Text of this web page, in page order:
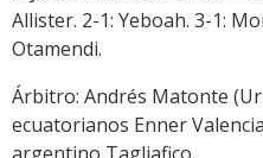
Allister. 2-1: Yeboah. 3-1:
Otamendi.
Árbitro: Andrés Matonte
ecuatorianos Enner